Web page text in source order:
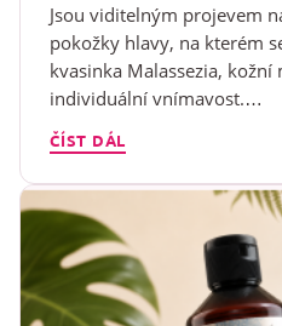
Jsou viditelným projevem
pokožky hlavy, na kterém
kvasinka Malassezia, kožní
individuální vnímavost.…
ČÍST DÁL